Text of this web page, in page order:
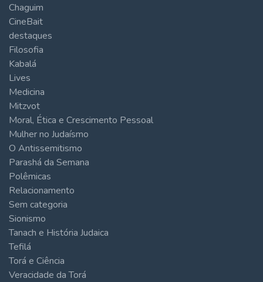
Chaguim
CineBait
destaques
Filosofia
Kabalá
Lives
Medicina
Mitzvot
Moral, Ética e Crescimento Pessoal
Mulher no Judaísmo
O Antissemitismo
Parashá da Semana
Polêmicas
Relacionamento
Sem categoria
Sionismo
Tanach e História Judaica
Tefilá
Torá e Ciência
Veracidade da Torá